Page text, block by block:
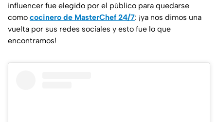
influencer fue elegido por el público para quedarse
como cocinero de MasterChef 24/7: ¡ya nos dimos una
vuelta por sus redes sociales y esto fue lo que
encontramos!